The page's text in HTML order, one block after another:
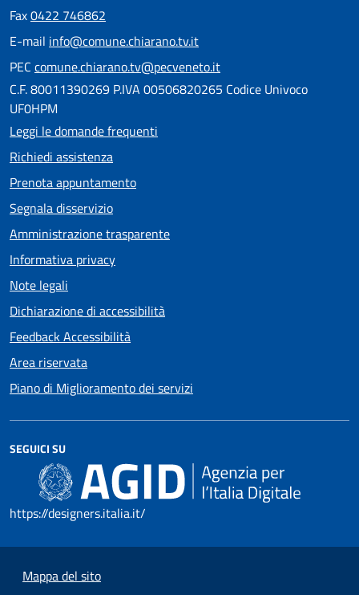
Fax0422 746862
E-mail info@comune.chiarano.tv.it
PEC comune.chiarano.tv@pecveneto.it
C.F. 80011390269 P.IVA 00506820265 Codice Univoco
UF0HPM
Leggi le domande frequenti
Richiedi assistenza
Prenota appuntamento
Segnala disservizio
Amministrazione trasparente
Informativa privacy
Note legali
Dichiarazione di accessibilità
Feedback Accessibilità
Area riservata
Piano di Miglioramento dei servizi
SEGUICI SU
https://designers.italia.it/
Mappa del sito